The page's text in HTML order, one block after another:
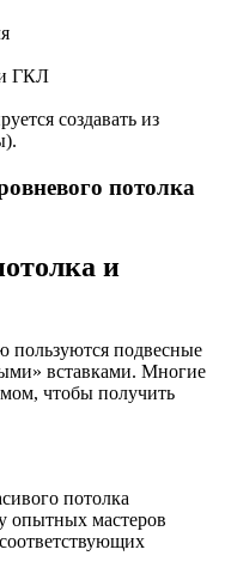
ГКЛ
создавать из
потолка
и
пользуются подвесные
вставками. Многие
чтобы получить
потолка
опытных мастеров